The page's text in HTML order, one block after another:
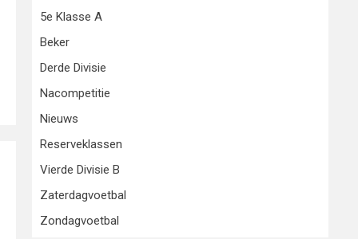
5e Klasse A
Beker
Derde Divisie
Nacompetitie
Nieuws
Reserveklassen
Vierde Divisie B
Zaterdagvoetbal
Zondagvoetbal